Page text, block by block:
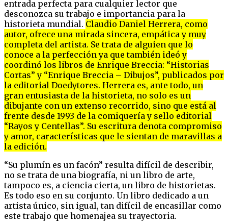
entrada perfecta para cualquier lector que
desconozca su trabajo e importancia para la
historieta mundial. Claudio Daniel Herrera, como
autor, ofrece una mirada sincera, empática y muy
completa del artista. Se trata de alguien que lo
conoce a la perfección ya que también ideó y
coordinó los libros de Enrique Breccia: “Historias
Cortas” y “Enrique Breccia – Dibujos”, publicados por
la editorial Doedytores. Herrera es, ante todo, un
gran entusiasta de la historieta, no solo es un
dibujante con un extenso recorrido, sino que está al
frente desde 1993 de la comiquería y sello editorial
“Rayos y Centellas”. Su escritura denota compromiso
y amor, características que le sientan de maravillas a
la edición.
“Su plumín es un facón” resulta difícil de describir,
no se trata de una biografía, ni un libro de arte,
tampoco es, a ciencia cierta, un libro de historietas.
Es todo eso en su conjunto. Un libro dedicado a un
artista único, sin igual, tan difícil de encasillar como
este trabajo que homenajea su trayectoria.